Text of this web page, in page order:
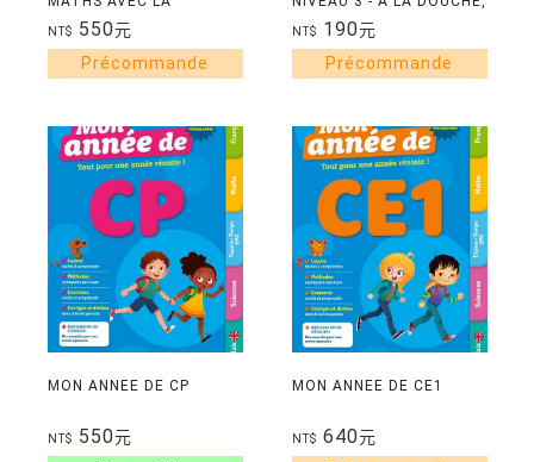
PEDAGOGIE DE
SINGAPOUR CP
NT$ 550元
TEO !
NT$ 190元
MON ANNEE DE CP
NT$ 550元
MON ANNEE DE CE1
NT$ 640元